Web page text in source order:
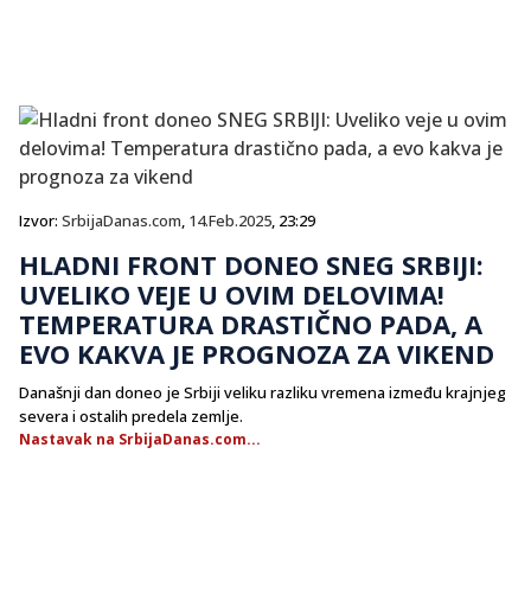
Izvor: SrbijaDanas.com, 14.Feb.2025, 23:29
HLADNI FRONT DONEO SNEG SRBIJI:
UVELIKO VEJE U OVIM DELOVIMA!
TEMPERATURA DRASTIČNO PADA, A
EVO KAKVA JE PROGNOZA ZA VIKEND
Današnji dan doneo je Srbiji veliku razliku vremena između krajnjeg
severa i ostalih predela zemlje.
Nastavak na SrbijaDanas.com...